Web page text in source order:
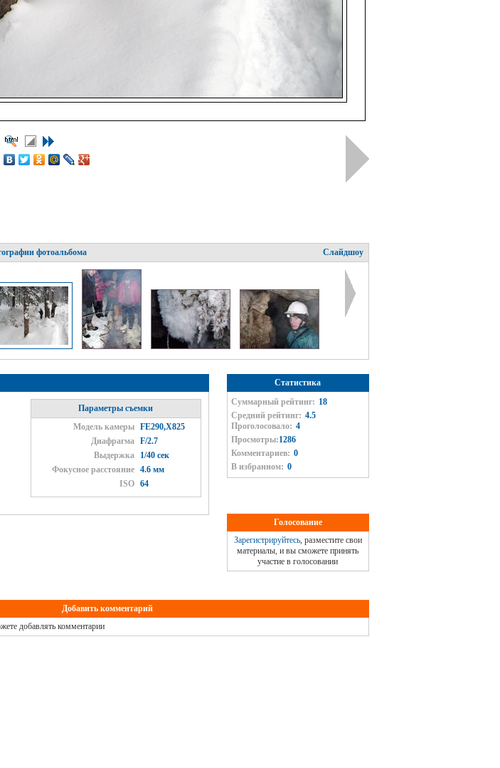
фотоальбома Слайдшоу
Параметры съемки
Модель камеры
FE290,X825
Диафрагма
F/2.7
Выдержка
1/40 сек
Фокусное расстояние
4.6 мм
ISO
64
Статистика
Суммарный рейтинг: 18
Средний рейтинг: 4.5
Проголосовало: 4
Просмотры:1286
Комментариев: 0
В избранном: 0
Голосование
Зарегистрируйтесь, разместите свои
материалы, и вы сможете принять
участие в голосовании
Добавить комментарий
добавлять комментарии